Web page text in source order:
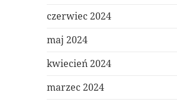
czerwiec 2024
maj 2024
kwiecień 2024
marzec 2024